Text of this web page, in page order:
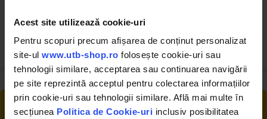
Acest site utilizează cookie-uri
Pentru scopuri precum afișarea de conținut personalizat
site-ul www.utb-shop.ro folosește cookie-uri sau
tehnologii similare, acceptarea sau continuarea navigării
pe site reprezintă acceptul pentru colectarea informațiilor
prin cookie-uri sau tehnologii similare. Află mai multe în
secțiunea Politica de Cookie-uri inclusiv posibilitatea
1189.40 RON
RETUR EXTINS
Ai posibilitate de retur în 30 zile, comandă